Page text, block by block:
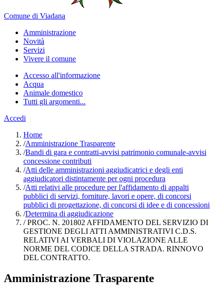
Comune di Viadana
Amministrazione
Novità
Servizi
Vivere il comune
Accesso all'informazione
Acqua
Animale domestico
Tutti gli argomenti...
Accedi
Home
/Amministrazione Trasparente
/Bandi di gara e contratti-avvisi patrimonio comunale-avvisi
concessione contributi
/Atti delle amministrazioni aggiudicatrici e degli enti
aggiudicatori distintamente per ogni procedura
/Atti relativi alle procedure per l'affidamento di appalti
pubblici di servizi, forniture, lavori e opere, di concorsi
pubblici di progettazione, di concorsi di idee e di concessioni
/Determina di aggiudicazione
/PROC. N. 201802 AFFIDAMENTO DEL SERVIZIO DI
GESTIONE DEGLI ATTI AMMINISTRATIVI C.D.S.
RELATIVI AI VERBALI DI VIOLAZIONE ALLE
NORME DEL CODICE DELLA STRADA. RINNOVO
DEL CONTRATTO.
Amministrazione Trasparente